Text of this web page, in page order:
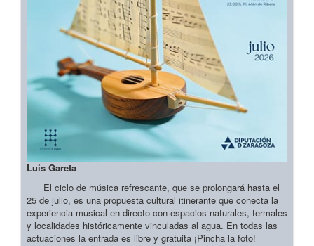
Luis Gareta
El ciclo de música refrescante, que se prolongará hasta el
25 de julio, es una propuesta cultural itinerante que conecta la
experiencia musical en directo con espacios naturales, termales
y localidades históricamente vinculadas al agua. En todas las
actuaciones la entrada es libre y gratuita ¡Pincha la foto!